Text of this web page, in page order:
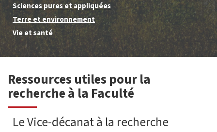
Sciences pures et appliquées
Terre et environnement
Vie et santé
Ressources utiles pour la
recherche à la Faculté
Le Vice-décanat à la recherche